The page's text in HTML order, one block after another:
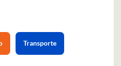
Transporte